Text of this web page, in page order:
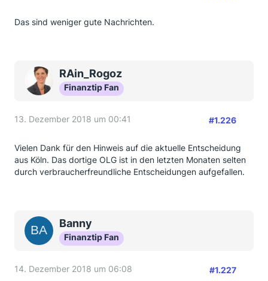
Das sind weniger gute Nachrichten.
RAin_Rogoz
Finanztip Fan
13. Dezember 2018 um 00:41 #1.226
Vielen Dank für den Hinweis auf die aktuelle Entscheidung
aus Köln. Das dortige OLG ist in den letzten Monaten selten
durch verbraucherfreundliche Entscheidungen aufgefallen.
Banny
Finanztip Fan
14. Dezember 2018 um 06:08 #1.227